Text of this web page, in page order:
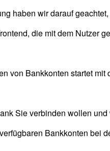
haben wir darauf
die mit dem Nutzer
von Bankkonten startet mit
Sie verbinden wollen
Bankkonten bei